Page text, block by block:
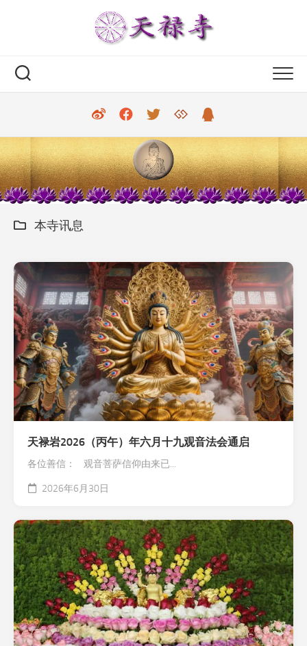
本寺讯息
天禄岩2026（丙午）年六月十九观音法会通启
各位善信： 观音菩萨信仰由来已...
2026年6月30日